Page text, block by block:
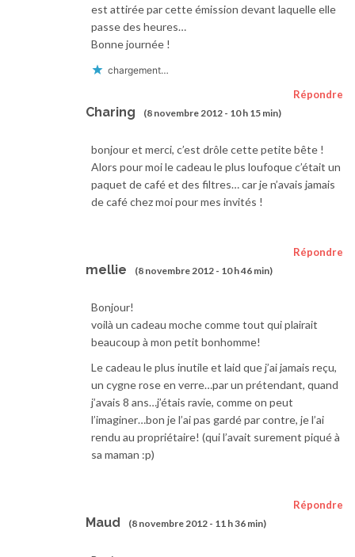
est attirée par cette émission devant laquelle elle
passe des heures…
Bonne journée !
chargement…
Charing (8 novembre 2012 - 10 h 15 min)
Répondre
bonjour et merci, c’est drôle cette petite bête !
Alors pour moi le cadeau le plus loufoque c’était un
paquet de café et des filtres… car je n’avais jamais
de café chez moi pour mes invités !
mellie (8 novembre 2012 - 10 h 46 min)
Répondre
Bonjour!
voilà un cadeau moche comme tout qui plairait
beaucoup à mon petit bonhomme!
Le cadeau le plus inutile et laid que j’ai jamais reçu,
un cygne rose en verre…par un prétendant, quand
j’avais 8 ans…j’étais ravie, comme on peut
l’imaginer…bon je l’ai pas gardé par contre, je l’ai
rendu au propriétaire! (qui l’avait surement piqué à
sa maman :p)
Maud (8 novembre 2012 - 11 h 36 min)
Répondre